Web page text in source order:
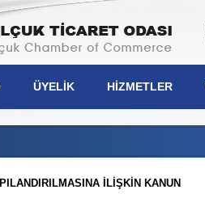
ÜYELIK HIZMETLER
İLİŞKİN KANUN